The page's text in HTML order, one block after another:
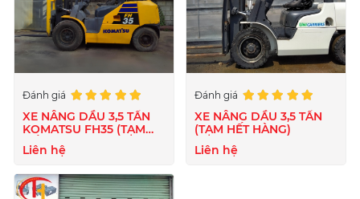
Đánh giá
XE NÂNG DẦU 3,5 TẤN
KOMATSU FH35 (TẠM
HẾT HÀNG)
Liên hệ
Đánh giá
XE NÂNG DẦU 3,5 TẤN
(TẠM HẾT HÀNG)
Liên hệ